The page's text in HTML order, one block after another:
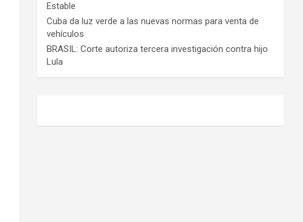
Estable
Cuba da luz verde a las nuevas normas para venta de
vehículos
BRASIL: Corte autoriza tercera investigación contra hijo
Lula